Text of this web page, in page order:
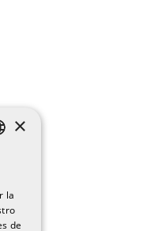
×
la
de